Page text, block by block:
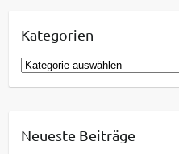
Kategorien
K
a
g
Neueste Beiträge